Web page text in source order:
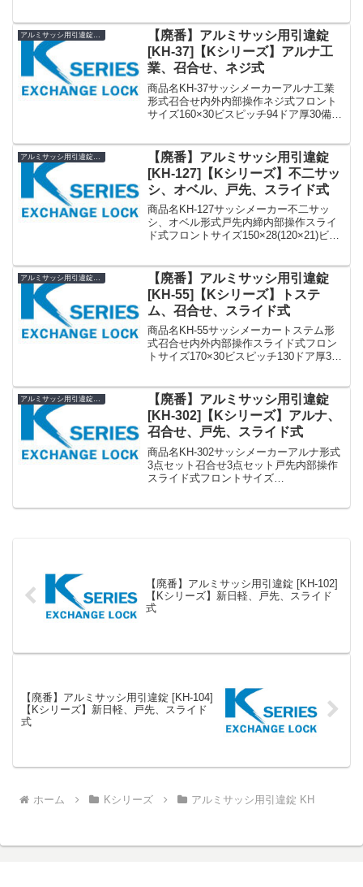
アルミサッシ用引違錠 KH
【廃番】アルミサッシ用引違錠
[KH-37]【Kシリーズ】アルナ工
業、召合せ、ネジ式
商品名KH-37サッシメーカーアルナ工業
形式召合せ内外内部操作ネジ式フロント
サイズ160×30ビスピッチ94ドア厚30備考
【廃番】アルミサッシ用引違錠
[KH-127]【Kシリーズ】不二サッ
シ、オベル、戸先、スライド式
商品名KH-127サッシメーカー不二サッ
シ、オベル形式戸先内締内部操作スライ
ド式フロントサイズ150×28(120×21)ビス
サッシ用引違錠 まとめ一覧...
【廃番】アルミサッシ用引違錠
[KH-55]【Kシリーズ】トステ
ム、召合せ、スライド式
商品名KH-55サッシメーカートステム形
式召合せ内外内部操作スライド式フロン
トサイズ170×30ビスピッチ130ドア厚31
アルミサッシ用引違錠 KH
【廃番】アルミサッシ用引違錠
[KH-302]【Kシリーズ】アルナ、
召合せ、戸先、スライド式
商品名KH-302サッシメーカーアルナ形式
3点セット召合せ3点セット戸先内部操作
スライド式フロントサイズ
【廃番】アルミサッシ用引違錠 [KH-102]
【Kシリーズ】新日軽、戸先、スライド
式
【廃番】アルミサッシ用引違錠 [KH-104]
【Kシリーズ】新日軽、戸先、スライド
式
ホーム Kシリーズ アルミサッシ用引違錠 KH